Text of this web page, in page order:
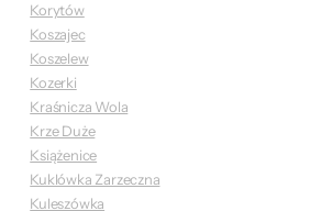
Korytów
Koszajec
Koszelew
Kozerki
Kraśnicza Wola
Krze Duże
Książenice
Kuklówka Zarzeczna
Kuleszówka